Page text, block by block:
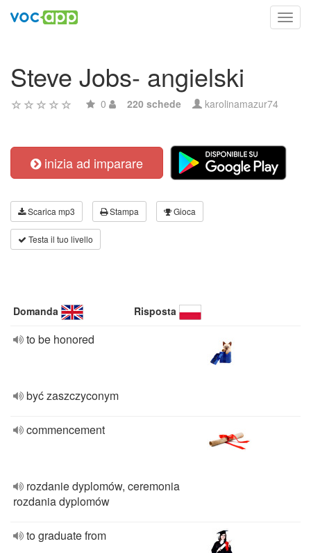
Steve Jobs- angielski
0 220 schede karolinamazur74
inizia ad imparare
Scarica mp3 Stampa Gioca
Testa il tuo livello
Domanda Risposta
to be honored
być zaszczyconym
commencement
rozdanie dyplomów, ceremonia
rozdania dyplomów
to graduate from